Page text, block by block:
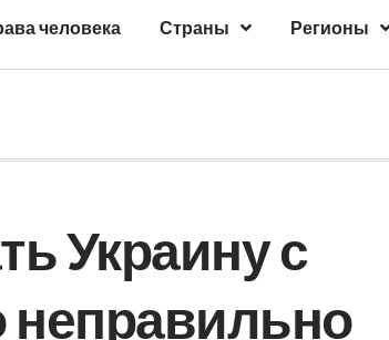
человека Страны Регионы
Украину с